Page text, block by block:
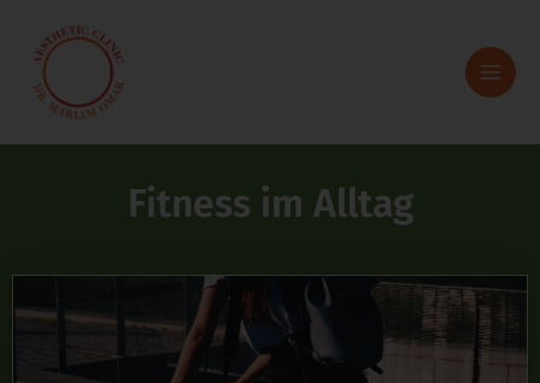
Inhalt
springen
Fitness im Alltag